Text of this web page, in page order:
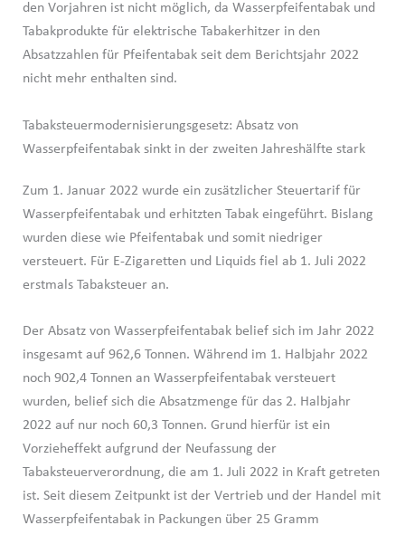
den Vorjahren ist nicht möglich, da Wasserpfeifentabak und
Tabakprodukte für elektrische Tabakerhitzer in den
Absatzzahlen für Pfeifentabak seit dem Berichtsjahr 2022
nicht mehr enthalten sind.
Tabaksteuermodernisierungsgesetz: Absatz von
Wasserpfeifentabak sinkt in der zweiten Jahreshälfte stark
Zum 1. Januar 2022 wurde ein zusätzlicher Steuertarif für
Wasserpfeifentabak und erhitzten Tabak eingeführt. Bislang
wurden diese wie Pfeifentabak und somit niedriger
versteuert. Für E-Zigaretten und Liquids fiel ab 1. Juli 2022
erstmals Tabaksteuer an.
Der Absatz von Wasserpfeifentabak belief sich im Jahr 2022
insgesamt auf 962,6 Tonnen. Während im 1. Halbjahr 2022
noch 902,4 Tonnen an Wasserpfeifentabak versteuert
wurden, belief sich die Absatzmenge für das 2. Halbjahr
2022 auf nur noch 60,3 Tonnen. Grund hierfür ist ein
Vorzieheffekt aufgrund der Neufassung der
Tabaksteuerverordnung, die am 1. Juli 2022 in Kraft getreten
ist. Seit diesem Zeitpunkt ist der Vertrieb und der Handel mit
Wasserpfeifentabak in Packungen über 25 Gramm